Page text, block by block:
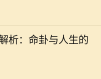
析：命卦与人生的
文化中，命理学一直占
位。特别是对于1969年
她们的命卦具有独特的
69年女命，通常属蛇，
命理学中，每个人的命